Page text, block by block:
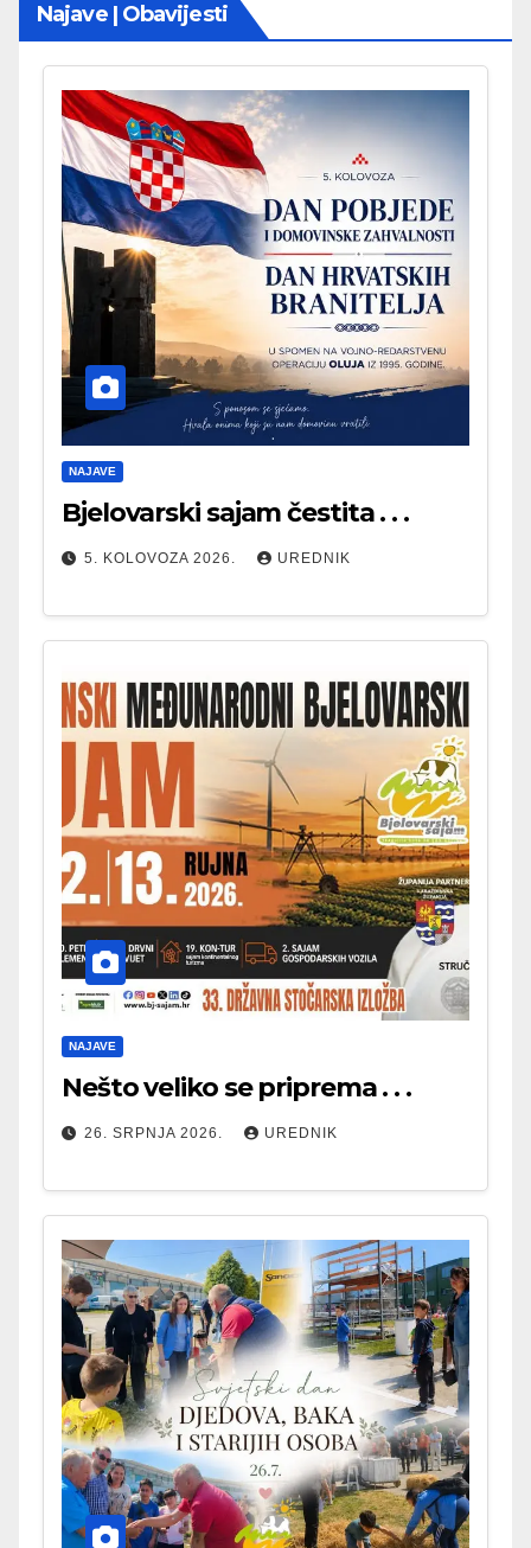
Najave | Obavijesti
NAJAVE
Bjelovarski sajam čestita . . .
5. KOLOVOZA 2026. UREDNIK
NAJAVE
Nešto veliko se priprema . . .
26. SRPNJA 2026. UREDNIK